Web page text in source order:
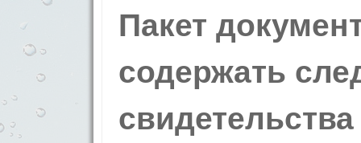
Пакет
содержать